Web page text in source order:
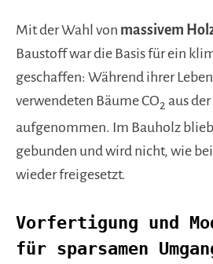
Mit der Wahl von massivem
Baustoff war die Basis für ein
geschaffen: Während ihrer
verwendeten Bäume CO2 aus
aufgenommen. Im Bauholz
gebunden und wird nicht, wie
wieder freigesetzt.
Vorfertigung und
für sparsamen